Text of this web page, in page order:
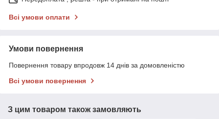
Всі умови оплати
Умови повернення
Повернення товару впродовж 14 днів за домовленістю
Всі умови повернення
З цим товаром також замовляють